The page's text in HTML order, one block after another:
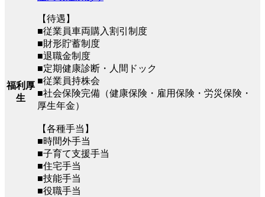
福利厚
生
【待遇】
■従業員車両購入割引制度
■財形貯蓄制度
■退職金制度
■定期健康診断・人間ドック
■従業員持株会
■社会保険完備（健康保険・雇用保険・労災保険・
厚生年金）
【各種手当】
■時間外手当
■子育て支援手当
■住宅手当
■技能手当
■役職手当